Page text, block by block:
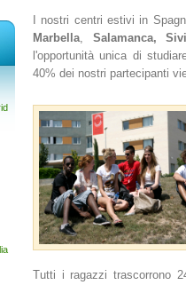
I nostri centri estivi in
Marbella, Salamanca,
l'opportunità unica di
40% dei nostri partecipanti
Tutti i ragazzi trascorrono